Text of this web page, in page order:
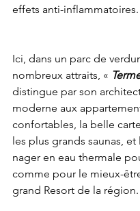
effets anti-inflammatoires.
Ici, dans un parc de
nombreux attraits, «
distingue par son
moderne aux
confortables, la belle
les plus grands saunas,
nager en eau thermale
comme pour le mieux-
grand Resort de la région.